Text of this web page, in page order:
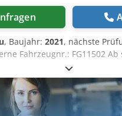
, Baujahr: 2021, nächste
Fahrzeugnr.: FG11502
unserem Hof in Kaufungen
Nutzfahrzeuge GmbH
* Viktoria
English) Dcodpfx